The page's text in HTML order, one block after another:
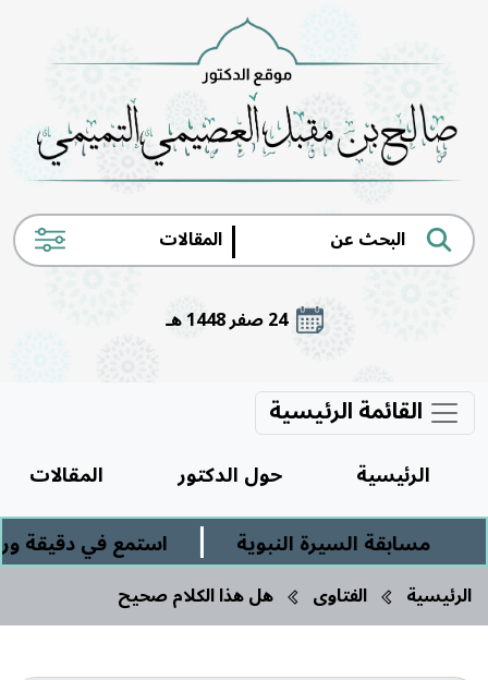
|
24 صفر 1448 هـ
القائمة الرئيسية
الرئيسية حول الدكتور
المقالات
مسابقة السيرة النبوية
| استمع في دقيقة
الرئيسية الفتاوى هل هذا الكلام صحيح